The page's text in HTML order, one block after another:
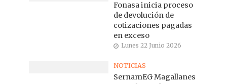
Fonasa inicia proceso
de devolución de
cotizaciones pagadas
en exceso
Lunes 22 Junio 2026
NOTICIAS
SernamEG Magallanes